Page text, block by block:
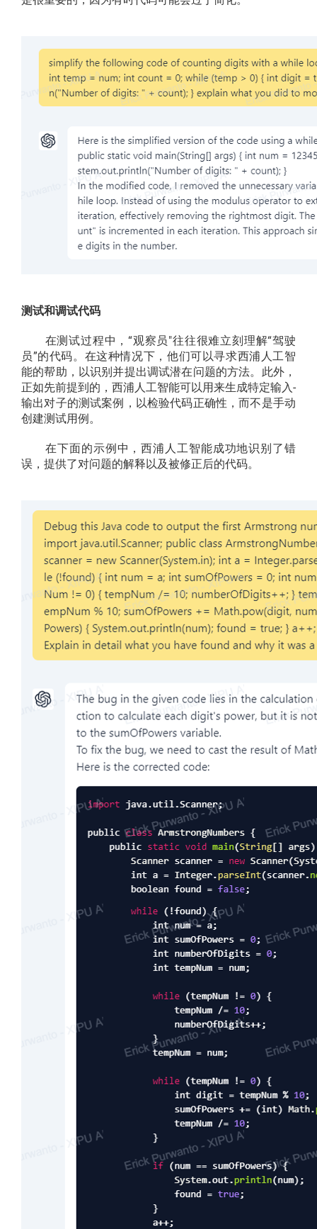
测试和调试代码
在测试过程中，“观察员"往往很难立刻理解“驾驶
员”的代码。在这种情况下，他们可以寻求西浦人工智
能的帮助，以识别并提出调试潜在问题的方法。此外，
正如先前提到的，西浦人工智能可以用来生成特定输入-
输出对子的测试案例，以检验代码正确性，而不是手动
创建测试用例。
在下面的示例中，西浦人工智能成功地识别了错
误，提供了对问题的解释以及被修正后的代码。